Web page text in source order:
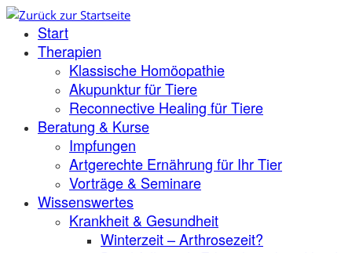
Zum
Inhalt
springen
Start
Therapien
Klassische Homöopathie
Akupunktur für Tiere
Reconnective Healing für Tiere
Beratung & Kurse
Impfungen
Artgerechte Ernährung für Ihr Tier
Vorträge & Seminare
Wissenswertes
Krankheit & Gesundheit
Winterzeit – Arthrosezeit?